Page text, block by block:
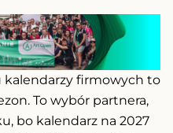
firmowych to
To wybór partnera,
bo kalendarz na 2027